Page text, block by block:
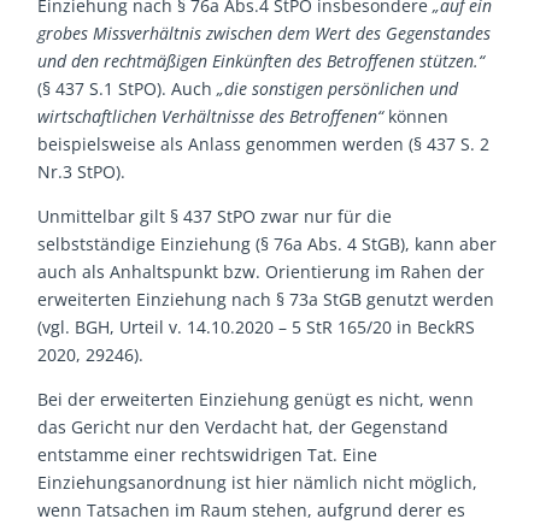
Einziehung nach § 76a Abs.4 StPO insbesondere„auf ein
grobes Missverhältnis zwischen dem Wert des Gegenstandes
und den rechtmäßigen Einkünften des Betroffenen stützen.“
(§ 437 S.1 StPO). Auch„die sonstigen persönlichen und
wirtschaftlichen Verhältnisse des Betroffenen“können
beispielsweise als Anlass genommen werden (§ 437 S. 2
Nr.3 StPO).
Unmittelbar gilt § 437 StPO zwar nur für die
selbstständige Einziehung (§ 76a Abs. 4 StGB), kann aber
auch als Anhaltspunkt bzw. Orientierung im Rahen der
erweiterten Einziehung nach § 73a StGB genutzt werden
(vgl. BGH, Urteil v. 14.10.2020 – 5 StR 165/20 in BeckRS
2020, 29246).
Bei der erweiterten Einziehung genügt es nicht, wenn
das Gericht nur den Verdacht hat, der Gegenstand
entstamme einer rechtswidrigen Tat. Eine
Einziehungsanordnung ist hier nämlich nicht möglich,
wenn Tatsachen im Raum stehen, aufgrund derer es